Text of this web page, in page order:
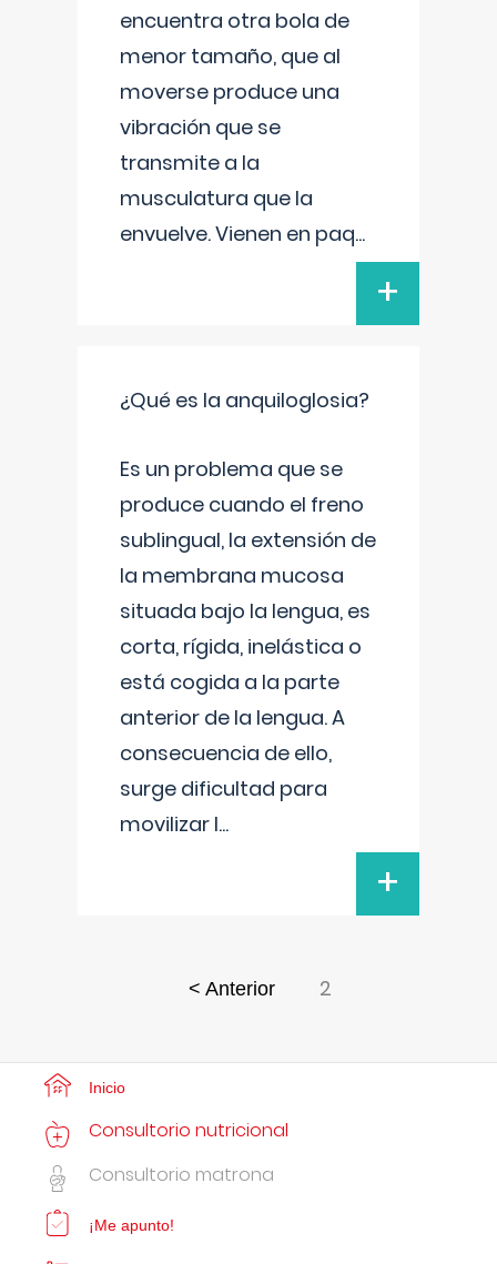
encuentra otra bola de
menor tamaño, que al
moverse produce una
vibración que se
transmite a la
musculatura que la
envuelve. Vienen en paq...
+
¿Qué es la anquiloglosia?
Es un problema que se
produce cuando el freno
sublingual, la extensión de
la membrana mucosa
situada bajo la lengua, es
corta, rígida, inelástica o
está cogida a la parte
anterior de la lengua. A
consecuencia de ello,
surge dificultad para
movilizar l...
+
< Anterior 2
Inicio
Consultorio nutricional
Consultorio matrona
¡Me apunto!